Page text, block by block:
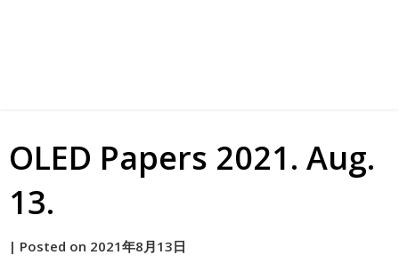
OLED Papers 2021. Aug.
13.
by
| Posted on 2021年8月13日